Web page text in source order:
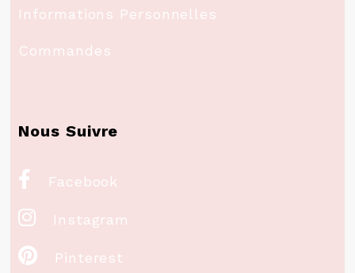
Informations Personnelles
Commandes
Nous Suivre
 Facebook
 Instagram
 Pinterest